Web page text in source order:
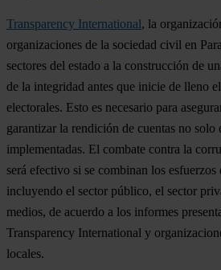
Transparency International, la
organizaciones de la sociedad civil en
sectores del estado a la construcción de
de la integridad antes que inicie de lleno
electorales. Esto es necesario para
garantizar la rendición de cuentas no solo
implementadas. El combate contra la
será efectivo si se combinan los esfuerzos
incluyendo el sector público, el sector
medios, de acuerdo a los informes
Transparency International y
locales.